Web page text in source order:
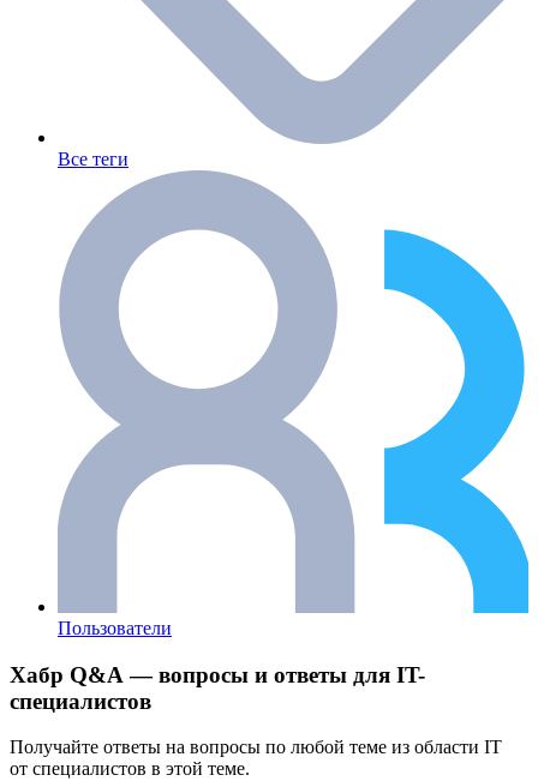
Все теги
Пользователи
Хабр Q&A — вопросы и ответы для IT-
специалистов
Получайте ответы на вопросы по любой теме из области IT
от специалистов в этой теме.